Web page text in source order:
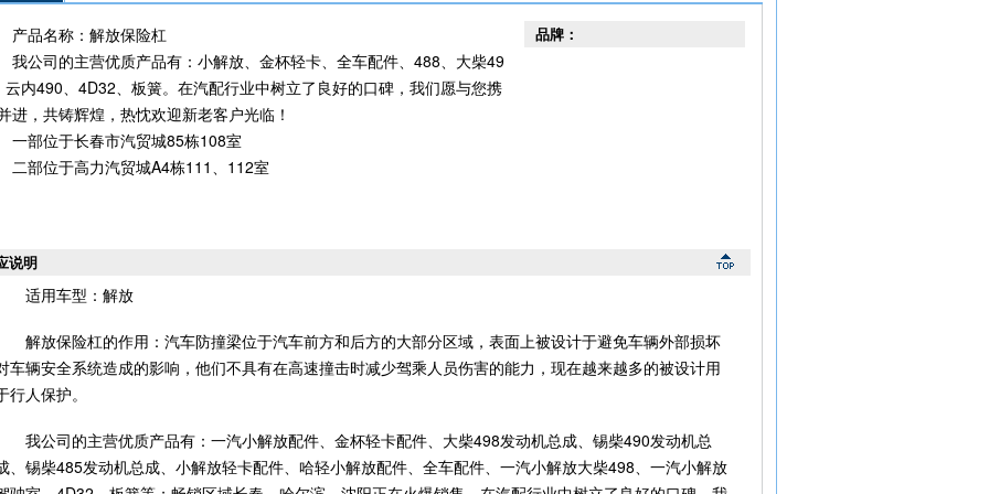
产品名称：解放保险杠
我公司的主营优质产品有：小解放、金杯轻卡、全车配件、488、大柴49
云内490、4D32、板簧。在汽配行业中树立了良好的口碑，我们愿与您携
进，共铸辉煌，热忱欢迎新老客户光临！
一部位于长春市汽贸城85栋108室
二部位于高力汽贸城A4栋111、112室
品牌：
说明
适用车型：解放
解放保险杠的作用：汽车防撞梁位于汽车前方和后方的大部分区域，表面上被设计于避免车辆外部损坏
车辆安全系统造成的影响，他们不具有在高速撞击时减少驾乘人员伤害的能力，现在越来越多的被设计用
行人保护。
我公司的主营优质产品有：一汽小解放配件、金杯轻卡配件、大柴498发动机总成、锡柴490发动机总
、锡柴485发动机总成、小解放轻卡配件、哈轻小解放配件、全车配件、一汽小解放大柴498、一汽小解放